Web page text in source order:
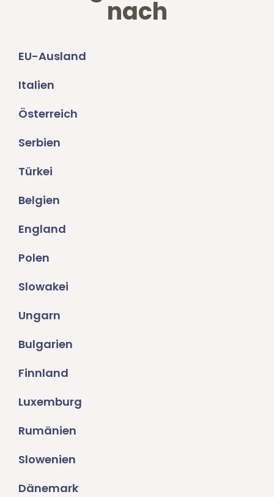
nach
EU-Ausland
Italien
Österreich
Serbien
Türkei
Belgien
England
Polen
Slowakei
Ungarn
Bulgarien
Finnland
Luxemburg
Rumänien
Slowenien
Dänemark